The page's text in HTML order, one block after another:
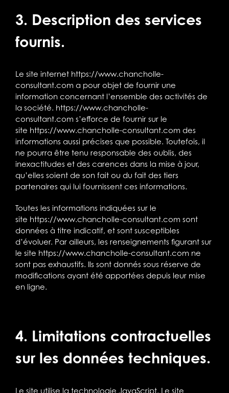
3. Description des services
fournis.
Le site internet https://www.chancholle-
consultant.com a pour objet de fournir une
information concernant l’ensemble des activités de
la société. https://www.chancholle-
consultant.com s’efforce de fournir sur le
site https://www.chancholle-consultant.com des
informations aussi précises que possible. Toutefois, il
ne pourra être tenu responsable des oublis, des
inexactitudes et des carences dans la mise à jour,
qu’elles soient de son fait ou du fait des tiers
partenaires qui lui fournissent ces informations.
Toutes les informations indiquées sur le
site https://www.chancholle-consultant.com sont
données à titre indicatif, et sont susceptibles
d’évoluer. Par ailleurs, les renseignements figurant sur
le site https://www.chancholle-consultant.com ne
sont pas exhaustifs. Ils sont donnés sous réserve de
modifications ayant été apportées depuis leur mise
en ligne.
4. Limitations contractuelles
sur les données techniques.
Le site utilise la technologie JavaScript. Le site